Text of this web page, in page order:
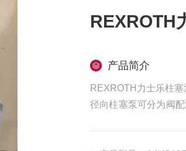
REXROTH
产品简介
REXROTH力士乐柱塞
径向柱塞泵可分为阀